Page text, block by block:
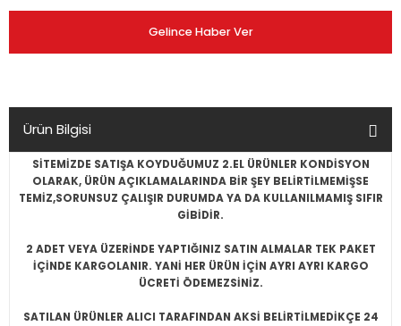
Gelince Haber Ver
Ürün Bilgisi
SİTEMİZDE SATIŞA KOYDUĞUMUZ 2.EL ÜRÜNLER KONDİSYON
OLARAK, ÜRÜN AÇIKLAMALARINDA BİR ŞEY BELİRTİLMEMİŞSE
TEMİZ,SORUNSUZ ÇALIŞIR DURUMDA YA DA KULLANILMAMIŞ SIFIR
GİBİDİR.
2 ADET VEYA ÜZERİNDE YAPTIĞINIZ SATIN ALMALAR TEK PAKET
İÇİNDE KARGOLANIR. YANİ HER ÜRÜN İÇİN AYRI AYRI KARGO
ÜCRETİ ÖDEMEZSİNİZ.
SATILAN ÜRÜNLER ALICI TARAFINDAN AKSİ BELİRTİLMEDİKÇE 24